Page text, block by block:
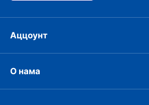
Аццоунт
О нама